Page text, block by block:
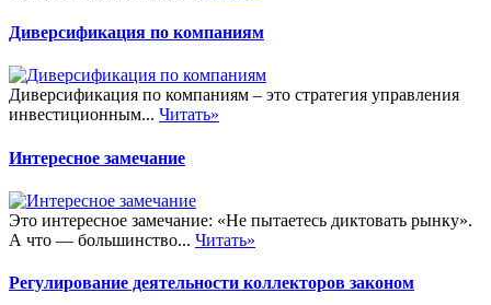
Диверсификация по компаниям
Диверсификация по компаниям – это стратегия управления
инвестиционным... Читать»
Интересное замечание
Это интересное замечание: «Не пытаетесь диктовать рынку».
А что — большинство... Читать»
Регулирование деятельности коллекторов законом